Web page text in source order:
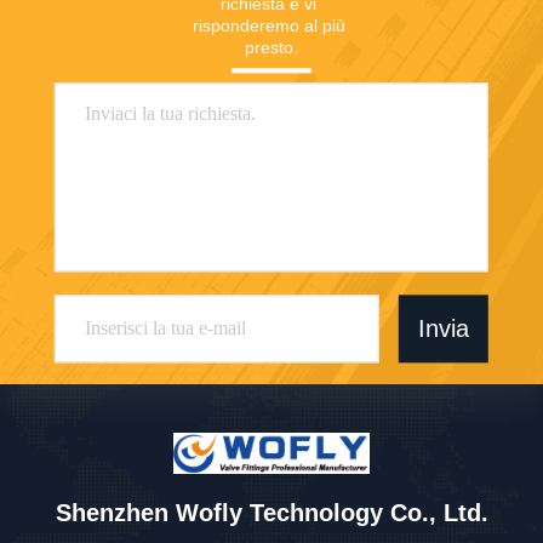
richiesta e vi
risponderemo al più
presto.
Invia
Shenzhen Wofly Technology Co., Ltd.